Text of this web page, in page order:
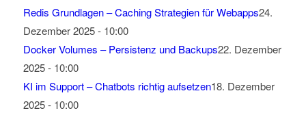
Redis Grundlagen – Caching Strategien für Webapps24.
Dezember 2025 - 10:00
Docker Volumes – Persistenz und Backups22. Dezember
2025 - 10:00
KI im Support – Chatbots richtig aufsetzen18. Dezember
2025 - 10:00